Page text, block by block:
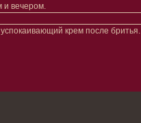
и вечером.
крем после бритья.